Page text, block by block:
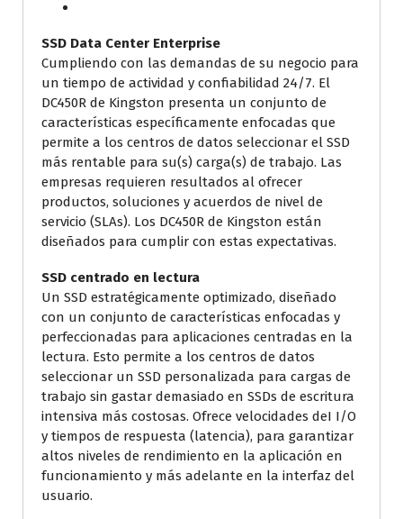
SSD Data Center Enterprise
Cumpliendo con las demandas de su negocio para
un tiempo de actividad y confiabilidad 24/7. El
DC450R de Kingston presenta un conjunto de
características específicamente enfocadas que
permite a los centros de datos seleccionar el SSD
más rentable para su(s) carga(s) de trabajo. Las
empresas requieren resultados al ofrecer
productos, soluciones y acuerdos de nivel de
servicio (SLAs). Los DC450R de Kingston están
diseñados para cumplir con estas expectativas.
SSD centrado en lectura
Un SSD estratégicamente optimizado, diseñado
con un conjunto de características enfocadas y
perfeccionadas para aplicaciones centradas en la
lectura. Esto permite a los centros de datos
seleccionar un SSD personalizada para cargas de
trabajo sin gastar demasiado en SSDs de escritura
intensiva más costosas. Ofrece velocidades deI I/O
y tiempos de respuesta (latencia), para garantizar
altos niveles de rendimiento en la aplicación en
funcionamiento y más adelante en la interfaz del
usuario.